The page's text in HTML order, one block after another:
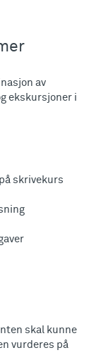
av
ekskursjoner i
skrivekurs
skal kunne
vurderes på